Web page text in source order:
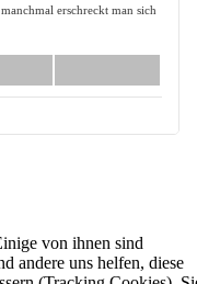
erschreckt man sich
von ihnen sind
andere uns helfen, diese